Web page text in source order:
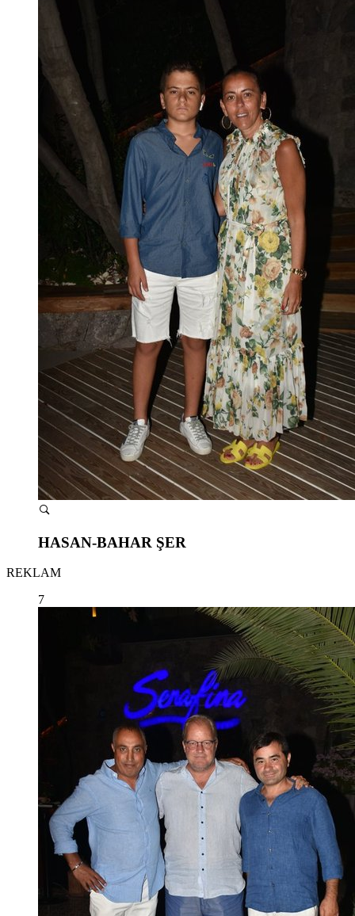
HASAN-BAHAR ŞER
REKLAM
7